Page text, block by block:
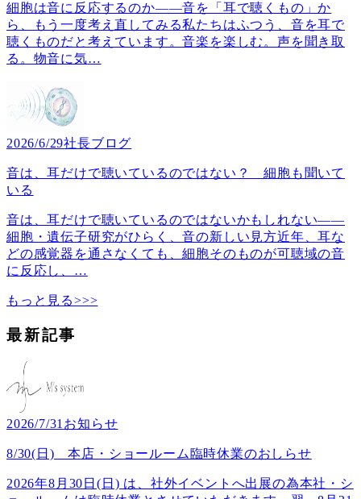
細胞は音に反応するのか――音を「耳で聴くもの」か
ら、もう一度考え直してみる私たちはふつう、音を耳で
聴くものだと考えています。音楽を楽しむ。声を聞き取
る。物音に気…
2026/6/29社長ブログ
音は、耳だけで聴いているのではない？ 細胞も聞いて
いる
音は、耳だけで聴いているのではないかもしれない――
細胞・遺伝子研究がひらく、音の新しい見方近年、耳な
どの感覚器を通さなくても、細胞そのものが可聴域の音
に反応し、 …
もっと見る>>>
最新記事
2026/7/31 お知らせ
8/30(日) 本店・ショールーム臨時休業のおしらせ
2026年8月30日(日) は、社外イベントへ出展の為本社・シ